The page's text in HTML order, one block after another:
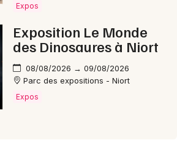
Sarthe
Expos
Exposition Le Monde
des Dinosaures à Niort
08/08/2026 → 09/08/2026
Parc des expositions - Niort
Expos